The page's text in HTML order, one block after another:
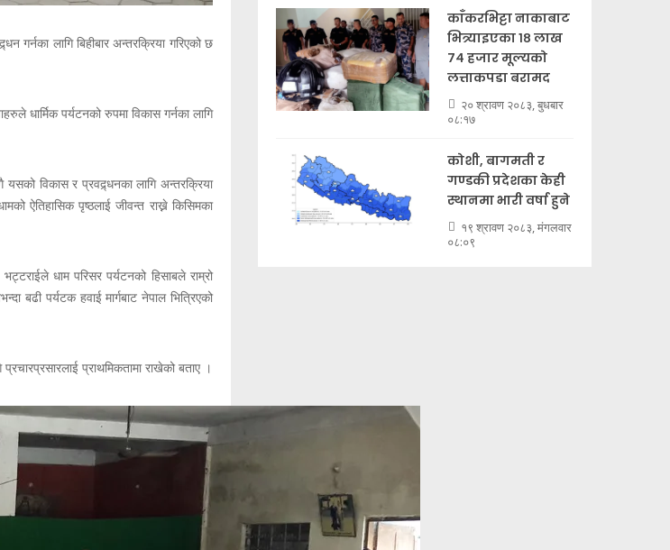
गर्नका लागि बिहीबार अन्तरक्रिया गरिएको छ
धार्मिक पर्यटनको रुपमा विकास गर्नका लागि
विकास र प्रवद्र्धनका लागि अन्तरक्रिया
ऐतिहासिक पृष्ठलाई जीवन्त राख्ने किसिमका
धाम परिसर पर्यटनको हिसाबले राम्रो
बढी पर्यटक हवाई मार्गबाट नेपाल भित्रिएको
प्राथमिकतामा राखेको बताए ।
काँकरभिट्टा नाकाबाट
भित्र्याइएका १८ लाख
७४ हजार मूल्यकाे
लत्ताकपडा बरामद
२० श्रावण २०८३, बुधबार
०८:१७
कोशी, बागमती र
गण्डकी प्रदेशका केही
स्थानमा भारी वर्षा हुने
१९ श्रावण २०८३, मंगलवार
०८:०९